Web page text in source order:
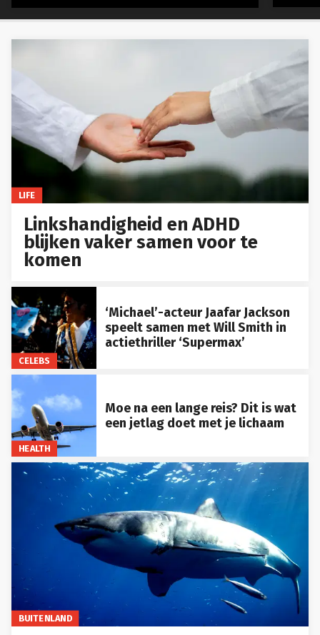
LIFE
Linkshandigheid en ADHD
blijken vaker samen voor te
komen
CELEBS
‘Michael’-acteur Jaafar Jackson
speelt samen met Will Smith in
actiethriller ‘Supermax’
HEALTH
Moe na een lange reis? Dit is wat
een jetlag doet met je lichaam
BUITENLAND